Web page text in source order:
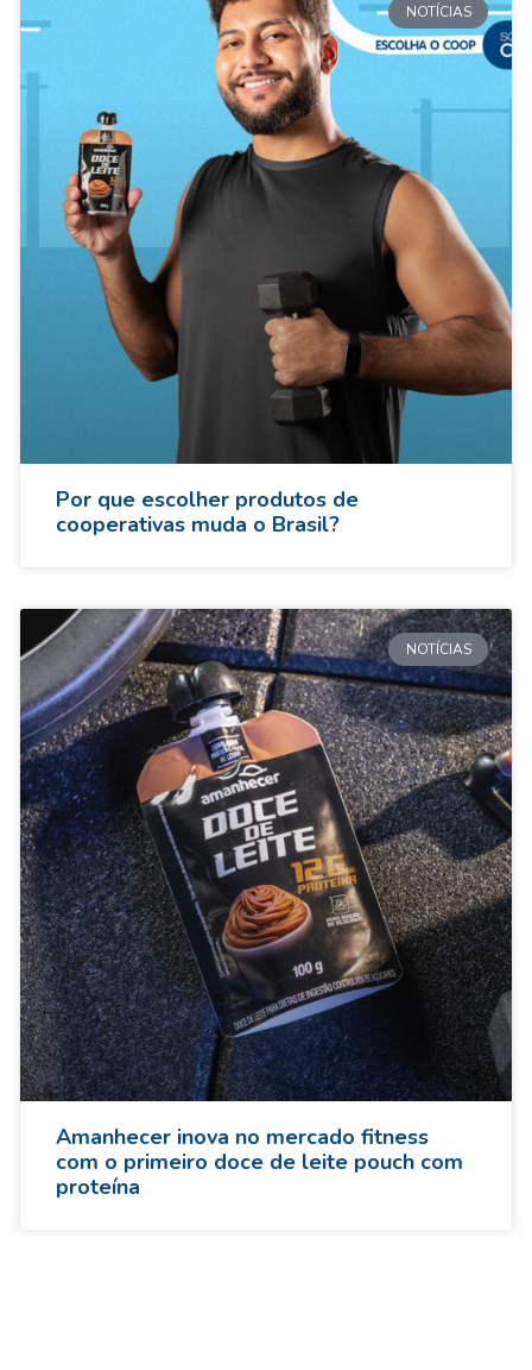
NOTÍCIAS
Por que escolher produtos de
cooperativas muda o Brasil?
NOTÍCIAS
Amanhecer inova no mercado fitness
com o primeiro doce de leite pouch com
proteína